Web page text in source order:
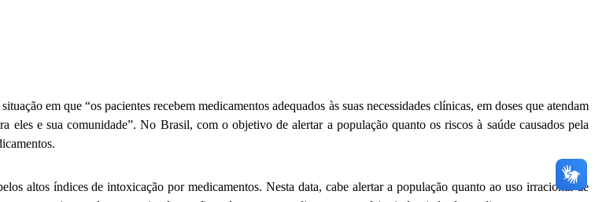
em que “os pacientes recebem medicamentos adequados às suas necessidades clínicas, em doses que atendam
eles e sua comunidade”. No Brasil, com o objetivo de alertar a população quanto os riscos à saúde causados pela
altos índices de intoxicação por medicamentos. Nesta data, cabe alertar a população quanto ao uso irracional de